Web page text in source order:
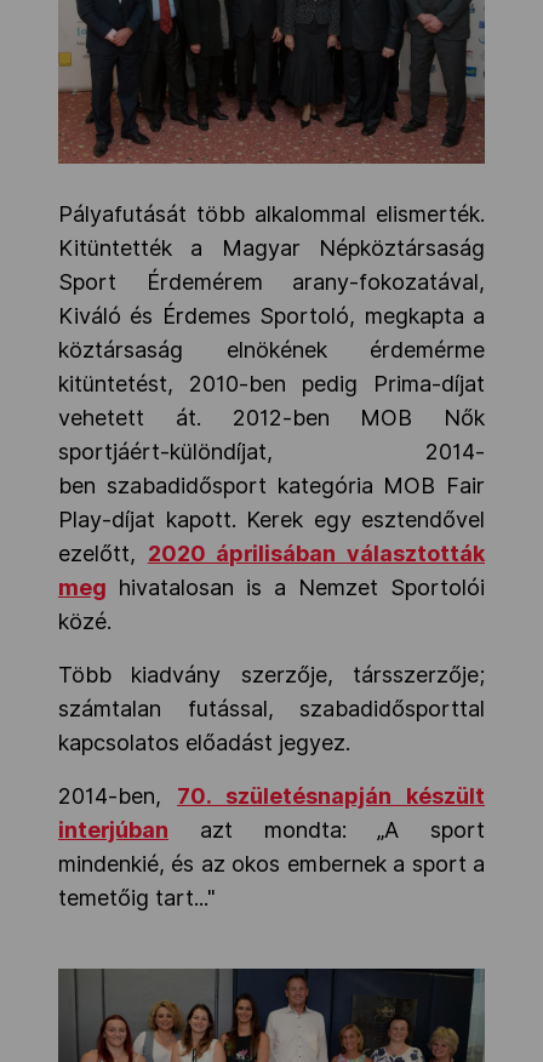
Pályafutását több alkalommal elismerték.
Kitüntették a Magyar Népköztársaság
Sport Érdemérem arany-fokozatával,
Kiváló és Érdemes Sportoló, megkapta a
köztársaság elnökének érdemérme
kitüntetést, 2010-ben pedig Prima-díjat
vehetett át. 2012-ben MOB Nők
sportjáért-különdíjat, 2014-
ben szabadidősport kategória MOB Fair
Play-díjat kapott. Kerek egy esztendővel
ezelőtt, 2020 áprilisában választották
meg hivatalosan is a Nemzet Sportolói
közé.
Több kiadvány szerzője, társszerzője;
számtalan futással, szabadidősporttal
kapcsolatos előadást jegyez.
2014-ben, 70. születésnapján készült
interjúban azt mondta: „A sport
mindenkié, és az okos embernek a sport a
temetőig tart..."